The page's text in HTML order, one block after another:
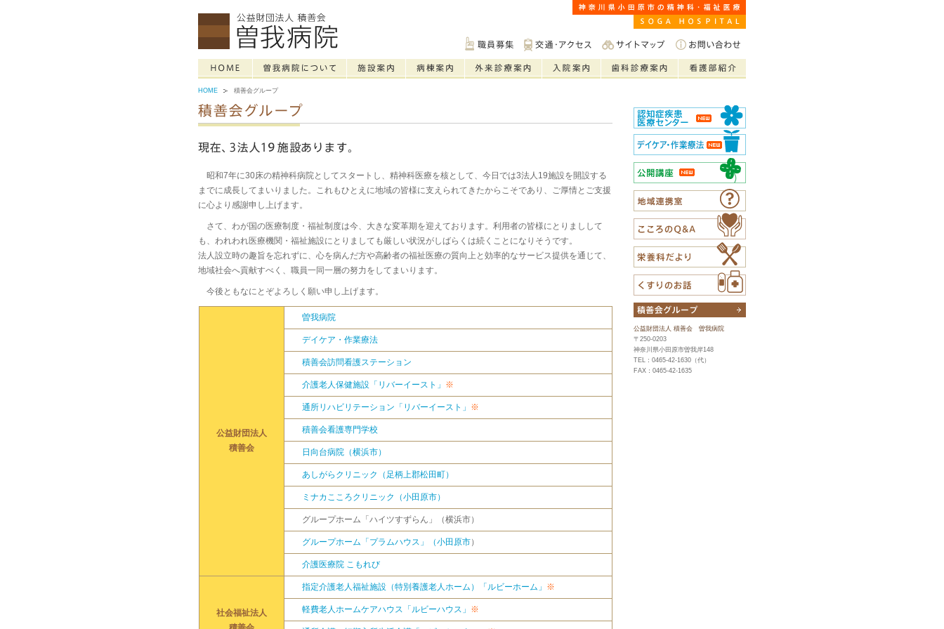
HOME 積善会グループ
昭和7年に30床の精神科病院としてスタートし、精神科医療を核として、今日では3法人19施設を開設する
までに成長してまいりました。これもひとえに地域の皆様に支えられてきたからこそであり、ご厚情とご支援
に心より感謝申し上げます。
さて、わが国の医療制度・福祉制度は今、大きな変革期を迎えております。利用者の皆様にとりましして
も、われわれ医療機関・福祉施設にとりましても厳しい状況がしばらくは続くことになりそうです。
法人設立時の趣旨を忘れずに、心を病んだ方や高齢者の福祉医療の質向上と効率的なサービス提供を通じて、
地域社会へ貢献すべく、職員一同一層の努力をしてまいります。
今後ともなにとぞよろしく願い申し上げます。
公益財団法人
積善会
曽我病院
デイケア・作業療法
積善会訪問看護ステーション
介護老人保健施設「リバーイースト」 ※
通所リハビリテーション「リバーイースト」 ※
積善会看護専門学校
日向台病院（横浜市）
あしがらクリニック（足柄上郡松田町）
ミナカこころクリニック（小田原市）
グループホーム「ハイツすずらん」（横浜市）
グループホーム「プラムハウス」（小田原市）
介護医療院 こもれび
社会福祉法人
指定介護老人福祉施設（特別養護老人ホーム）「ルビーホーム」 ※
軽費老人ホームケアハウス「ルビーハウス」 ※
公益財団法人 積善会 曽我病院
〒250-0203
神奈川県小田原市曽我岸148
TEL：0465-42-1630（代）
FAX：0465-42-1635